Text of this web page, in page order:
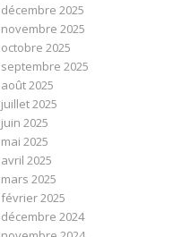
décembre 2025
novembre 2025
octobre 2025
septembre 2025
août 2025
juillet 2025
juin 2025
mai 2025
avril 2025
mars 2025
février 2025
décembre 2024